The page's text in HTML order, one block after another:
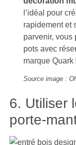
l’idéal pour
rapidement et
parvenir, vous
pots avec
marque Quark !
Source image :
6. Utiliser
porte-